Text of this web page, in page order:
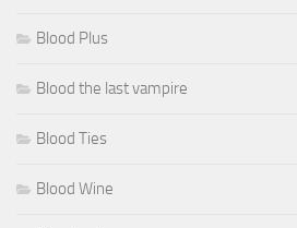
Blood Plus
Blood the last vampire
Blood Ties
Blood Wine